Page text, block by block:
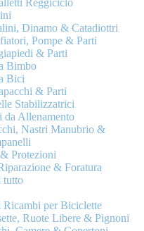
Reggiciclo
Dinamo & Catadiottri
Pompe & Parti
& Parti
Bimbo
Bici
& Parti
Stabilizzatrici
da Allenamento
Nastri Manubrio &
Protezioni
& Foratura
tutto
per Biciclette
Ruote Libere & Pignoni